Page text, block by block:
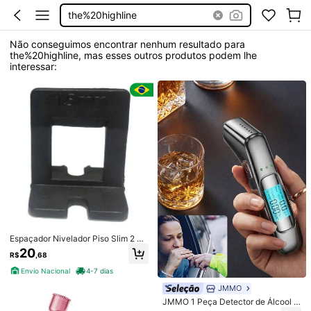
the%20highline
Não conseguimos encontrar nenhum resultado para
the%20highline, mas esses outros produtos podem lhe
interessar:
Espaçador Nivelador Piso Slim 2 m
m 50 peças
R$20 ,68
Envio Nacional
4-7 dias
JMMO
JMMO 1 Peça Detector de Álcool T